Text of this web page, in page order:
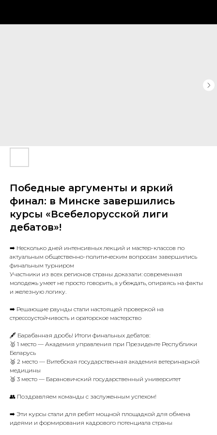
Победные аргументы и яркий
финал: в Минске завершились
курсы «Всебелорусской лиги
дебатов»!
➡️ Несколько дней интенсивных лекций и мастер-классов по
актуальным общественно-политическим вопросам завершились
финальным турниром
Участники из всех регионов страны доказали: современная
молодежь умеет не просто говорить, а убеждать, опираясь на факты
и железную логику.
➡️ Решающие раунды стали настоящей проверкой на
стрессоустойчивость и ораторское мастерство
🖋 Барабанная дробь! Итоги финальных дебатов:
🥇 1 место — Академия управления при Президенте Республики
Беларусь
🥈 2 место — Витебская государственная академия ветеринарной
медицины
🥉 3 место — Барановичский государственный университет
👥 Поздравляем команды с заслуженным успехом!
➡️ Эти курсы стали для ребят мощной площадкой для обмена
идеями и формирования кадрового потенциала страны